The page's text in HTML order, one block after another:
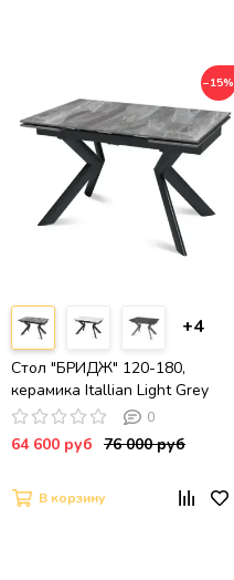
−15%
+4
Стол "БРИДЖ" 120-180,
керамика Itallian Light Grey
глянц., опоры черный муар
0
64 600 руб 76 000 руб
В корзину